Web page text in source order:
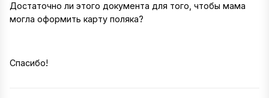
Достаточно ли этого документа для того, чтобы мама
могла оформить карту поляка?
Спасибо!